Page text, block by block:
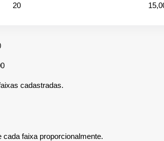
20
cadastradas.
faixa proporcionalmente.